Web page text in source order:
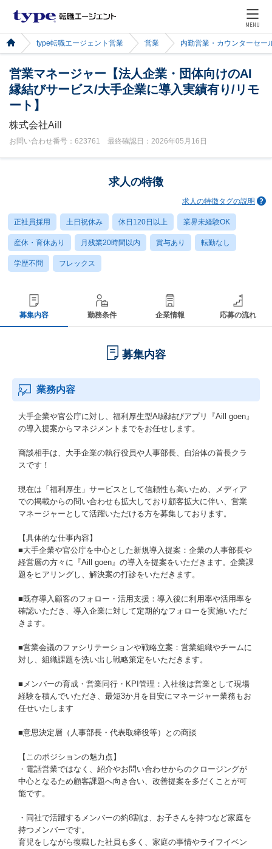
MENU
type転職エージェント営業 営業 内勤営業・カウンターセー
営業マネージャー【法人企業・団体向けのAI
縁結びサービス/大手企業に導入実績有り/リモ
ート】
株式会社Aill
お問い合わせ番号：623761 最終確認日：2026年05月16日
求人の特徴
求人の特徴タグの説明
正社員採用 土日祝休み 休日120日以上 業界未経験OK
産休・育休あり 月残業20時間以内 賞与あり 転勤なし
学歴不問 フレックス
募集内容 勤務条件 企業情報 応募の流れ
募集内容
業務内容
大手企業や官公庁に対し、福利厚生型AI縁結びアプリ『Aill goen』
の導入提案からマネジメントまでをお任せします。
商談相手は、大手企業の執行役員や人事部長、自治体の首長クラ
スです！
現在は「福利厚生」サービスとして信頼性も高いため、メディア
での掲載からの問い合わせも拡大しており顧客拡大に伴い、営業
マネージャーとして活躍いただける方を募集しております。
【具体的な仕事内容】
■大手企業や官公庁を中心とした新規導入提案：企業の人事部長や
経営層の方々に『Aill goen』の導入を提案をいただきます。企業課
題をヒアリングし、解決案の打診をいただきます。
■既存導入顧客のフォロー・活用支援：導入後に利用率や活用率を
確認いただき、導入企業に対して定期的なフォローを実施いただ
きます。
■営業会議のファシリテーションや戦略立案：営業組織やチームに
対し、組織課題を洗い出し戦略策定をいただきます。
■メンバーの育成・営業同行・KPI管理：入社後は営業として現場
経験を積んでいただき、最短3か月を目安にマネージャー業務もお
任せいたします
■意思決定層（人事部長・代表取締役等）との商談
【このポジションの魅力点】
・電話営業ではなく、紹介やお問い合わせからのクロージングが
中心となるため顧客課題へ向き合い、改善提案を多だくことが可
能です。
・同社で活躍するメンバーの約8割は、お子さんを持つなど家庭を
持つメンバーです。
育児をしながら復職した社員も多く、家庭の事情やライフイベン